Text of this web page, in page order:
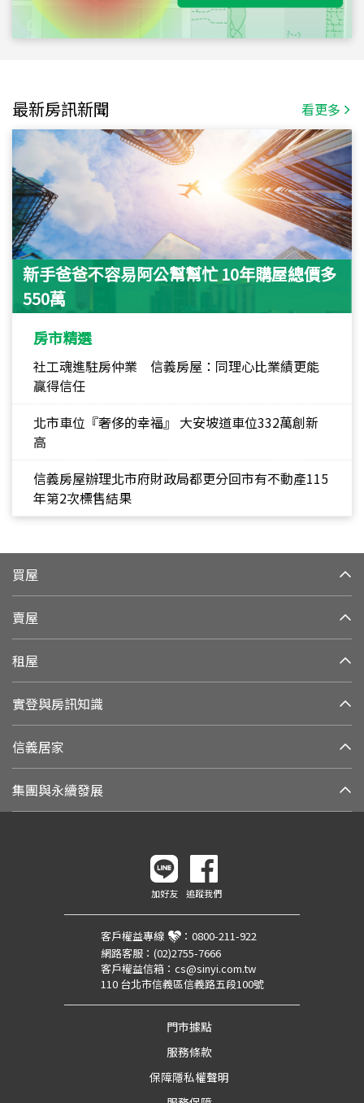
最新房訊新聞 看更多
新手爸爸不容易阿公幫幫忙 10年購屋總價多
550萬
房市精選
社工魂進駐房仲業 信義房屋：同理心比業績更能
贏得信任
北市車位『奢侈的幸福』 大安坡道車位332萬創新
高
信義房屋辦理北市府財政局都更分回市有不動產115
年第2次標售結果
買屋
賣屋
租屋
實登與房訊知識
信義居家
集團與永續發展
加好友 追蹤我們
客戶權益專線 ： 0800-211-922
網路客服： (02)2755-7666
客戶權益信箱： cs@sinyi.com.tw
110 台北市信義區信義路五段100號
門市據點
服務條款
保障隱私權聲明